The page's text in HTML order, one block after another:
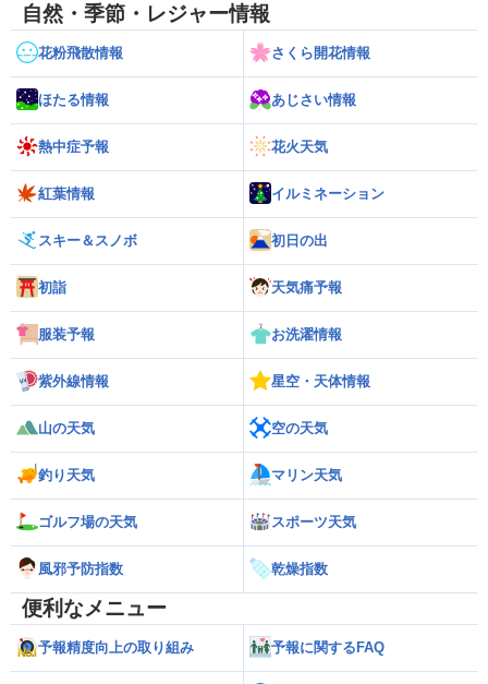
自然・季節・レジャー情報
花粉飛散情報 さくら開花情報
ほたる情報 あじさい情報
熱中症予報 花火天気
紅葉情報 イルミネーション
スキー＆スノボ 初日の出
初詣 天気痛予報
服装予報 お洗濯情報
紫外線情報 星空・天体情報
山の天気 空の天気
釣り天気 マリン天気
ゴルフ場の天気 スポーツ天気
風邪予防指数 乾燥指数
便利なメニュー
予報精度向上の取り組み 予報に関するFAQ